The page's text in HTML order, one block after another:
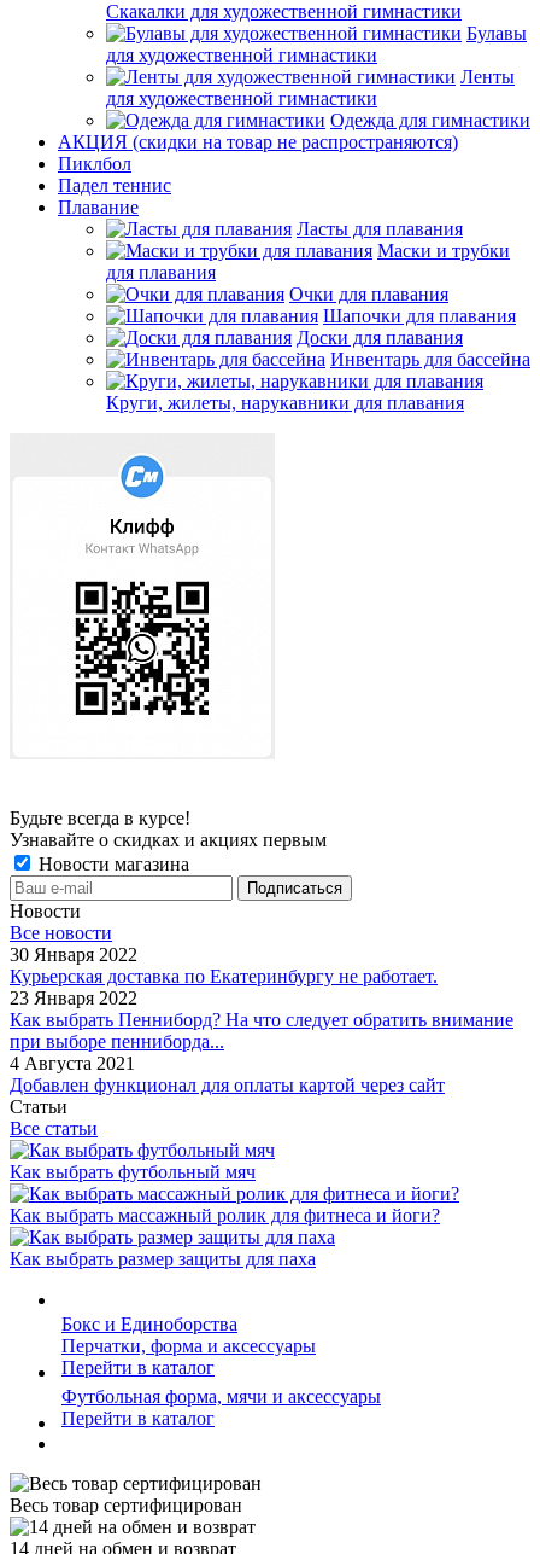
Скакалки для художественной гимнастики
Булавы
для художественной гимнастики
Ленты
для художественной гимнастики
Одежда для гимнастики
АКЦИЯ (скидки на товар не распространяются)
Пиклбол
Падел теннис
Плавание
Ласты для плавания
Маски и трубки
для плавания
Очки для плавания
Шапочки для плавания
Доски для плавания
Инвентарь для бассейна
Круги, жилеты, нарукавники для плавания
Будьте всегда в курсе!
Узнавайте о скидках и акциях первым
Новости магазина
Новости
Все новости
30 Января 2022
Курьерская доставка по Екатеринбургу не работает.
23 Января 2022
Как выбрать Пенниборд? На что следует обратить внимание
при выборе пенниборда...
4 Августа 2021
Добавлен функционал для оплаты картой через сайт
Статьи
Все статьи
Как выбрать футбольный мяч
Как выбрать массажный ролик для фитнеса и йоги?
Как выбрать размер защиты для паха
Бокс и Единоборства
Перчатки, форма и аксессуары
Перейти в каталог
Футбольная форма, мячи и аксессуары
Перейти в каталог
Весь товар сертифицирован
14 дней на обмен и возврат